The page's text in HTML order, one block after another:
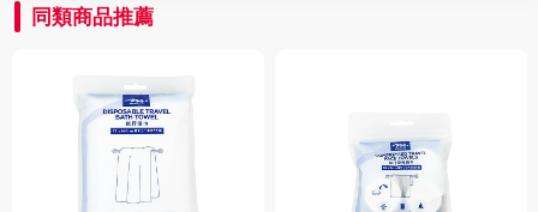
同類商品推薦